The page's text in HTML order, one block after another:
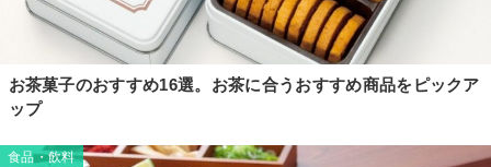
お茶菓子のおすすめ16選。お茶に合うおすすめ商品をピックア
ップ
食品・飲料